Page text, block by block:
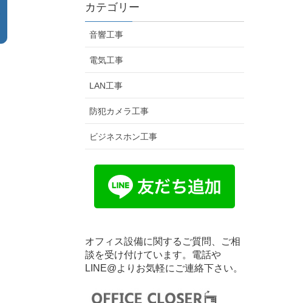
カテゴリー
音響工事
電気工事
LAN工事
防犯カメラ工事
ビジネスホン工事
オフィス設備に関するご質問、ご相
談を受け付けています。電話や
LINE@よりお気軽にご連絡下さい。